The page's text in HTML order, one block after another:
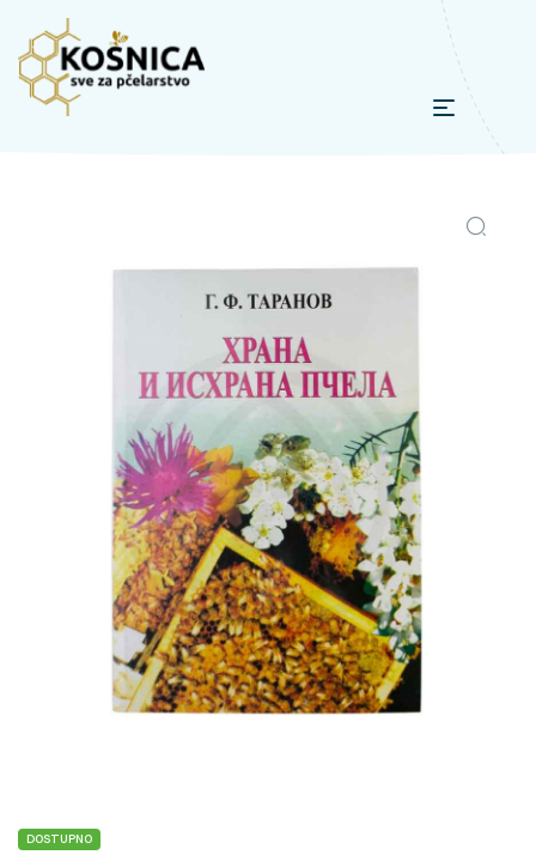
DOSTUPNO